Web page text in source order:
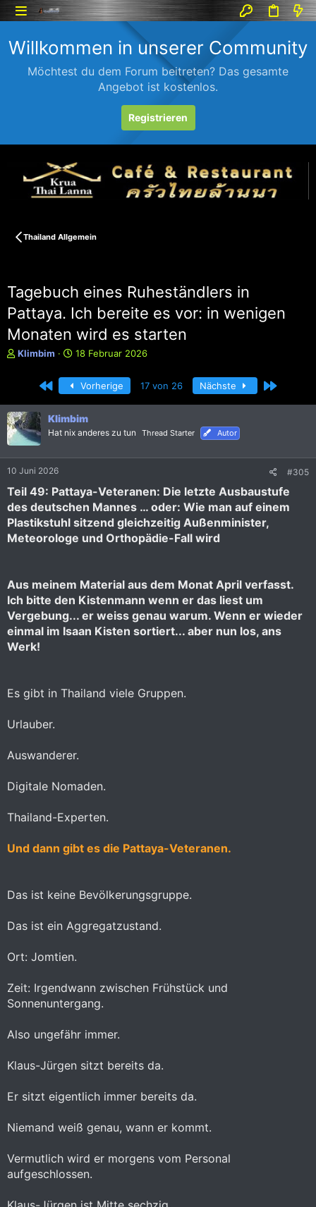
Willkommen in unserer Community
Möchtest du dem Forum beitreten? Das gesamte
Angebot ist kostenlos.
Registrieren
Thailand Allgemein
Tagebuch eines Ruheständlers in
Pattaya. Ich bereite es vor: in wenigen
Monaten wird es starten
E
e
l
l
Klimbim
E
s
e
l
l
18 Februar 2026
Erste Vorherige 17 von 26 Nächste Letzte
Klimbim
Hat nix anderes zu tun Thread Starter Autor
10 Juni 2026 #305
Teil 49: Pattaya-Veteranen: Die letzte Ausbaustufe
des deutschen Mannes … oder: Wie man auf einem
Plastikstuhl sitzend gleichzeitig Außenminister,
Meteorologe und Orthopädie-Fall wird
Aus meinem Material aus dem Monat April verfasst.
Ich bitte den Kistenmann wenn er das liest um
Vergebung... er weiss genau warum. Wenn er wieder
einmal im Isaan Kisten sortiert... aber nun los, ans
Werk!
Es gibt in Thailand viele Gruppen.
Urlauber.
Auswanderer.
Digitale Nomaden.
Thailand-Experten.
Und dann gibt es die Pattaya-Veteranen.
Das ist keine Bevölkerungsgruppe.
Das ist ein Aggregatzustand.
Ort: Jomtien.
Zeit: Irgendwann zwischen Frühstück und
Sonnenuntergang.
Also ungefähr immer.
Klaus-Jürgen sitzt bereits da.
Er sitzt eigentlich immer bereits da.
Niemand weiß genau, wann er kommt.
Vermutlich wird er morgens vom Personal
aufgeschlossen.